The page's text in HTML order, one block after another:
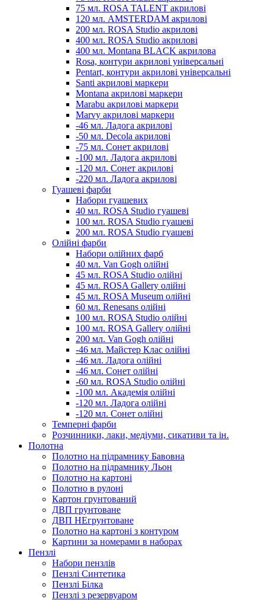
75 мл. ROSA TALENT акрилові
120 мл. AMSTERDAM акрилові
200 мл. ROSA Studio акрилові
400 мл. ROSA Studio акрилові
400 мл. Montana BLACK акрилова
Rosa, контури акрилові універсальні
Pentart, контури акрилові універсальні
Santi акрилові маркери
Montana акрилові маркери
Marabu акрилові маркери
Marvy акрилові маркери
-46 мл. Ладога акрилові
-50 мл. Decola акрилові
-75 мл. Сонет акрилові
-100 мл. Ладога акрилові
-120 мл. Сонет акрилові
-220 мл. Ладога акрилові
Гуашеві фарби
Набори гуашевих
40 мл. ROSA Studio гуашеві
100 мл. ROSA Studio гуашеві
200 мл. ROSA Studio гуашеві
Олійні фарби
Набори олійних фарб
40 мл. Van Gogh олійні
45 мл. ROSA Studio олійні
45 мл. ROSA Gallery олійні
45 мл. ROSA Museum олійні
60 мл. Renesans олійні
100 мл. ROSA Studio олійні
100 мл. ROSA Gallery олійні
200 мл. Van Gogh олійні
-46 мл. Майстер Клас олійні
-46 мл. Ладога олійні
-46 мл. Сонет олійні
-60 мл. ROSA Studio олійні
-100 мл. Академія олійні
-120 мл. Ладога олійні
-120 мл. Сонет олійні
Темперні фарби
Розчинники, лаки, медіуми, сикативи та ін.
Полотна
Полотно на підрамнику Бавовна
Полотно на підрамнику Льон
Полотно на картоні
Полотно в рулоні
Картон грунтований
ДВП грунтоване
ДВП НЕгрунтоване
Полотно на картоні з контуром
Картини за номерами в наборах
Пензлі
Набори пензлів
Пензлі Синтетика
Пензлі Білка
Пензлі з резервуаром